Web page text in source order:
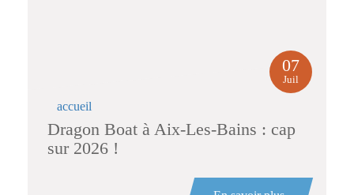
accueil
Dragon Boat à Aix-Les-Bains : cap
sur 2026 !
07
Juil